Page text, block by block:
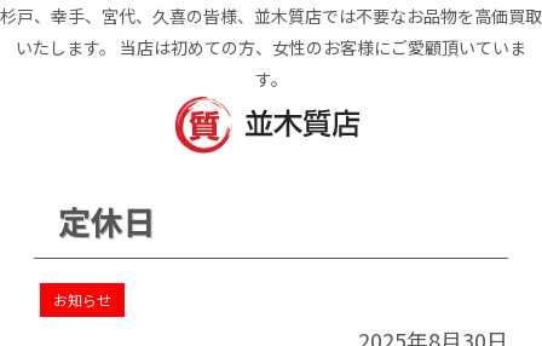
杉戸、幸手、宮代、久喜の皆様、並木質店では不要なお品物を高価買取
いたします。 当店は初めての方、女性のお客様にご愛顧頂いていま
す。
定休日
お知らせ